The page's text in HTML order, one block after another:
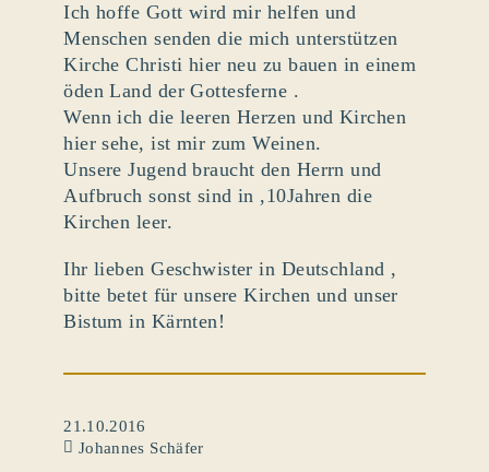
Ich hoffe Gott wird mir helfen und
Menschen senden die mich unterstützen
Kirche Christi hier neu zu bauen in einem
öden Land der Gottesferne .
Wenn ich die leeren Herzen und Kirchen
hier sehe, ist mir zum Weinen.
Unsere Jugend braucht den Herrn und
Aufbruch sonst sind in ,10Jahren die
Kirchen leer.
Ihr lieben Geschwister in Deutschland ,
bitte betet für unsere Kirchen und unser
Bistum in Kärnten!
21.10.2016
Johannes Schäfer